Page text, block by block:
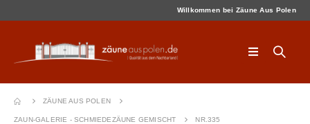
Willkommen bei Zäune Aus Polen
ZÄUNE AUS POLEN
ZAUN-GALERIE - SCHMIEDEZÄUNE GEMISCHT NR.335